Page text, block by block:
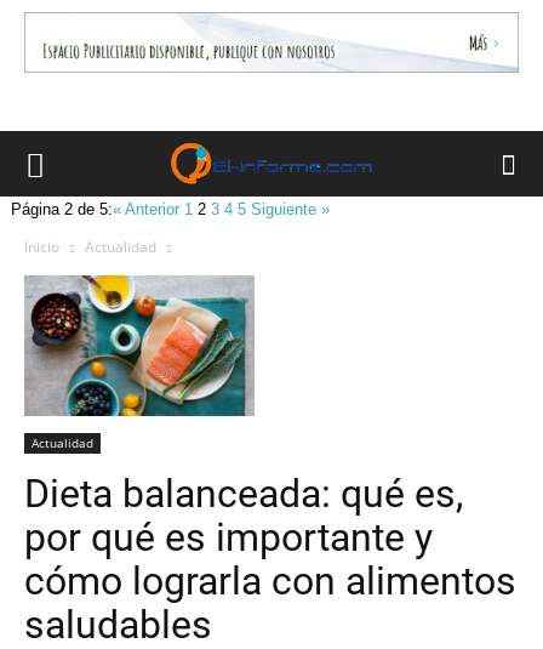
Página 2 de 5:« Anterior 1 23 4 5 Siguiente »
Inicio Actualidad
Actualidad
Dieta balanceada: qué es,
por qué es importante y
cómo lograrla con alimentos
saludables